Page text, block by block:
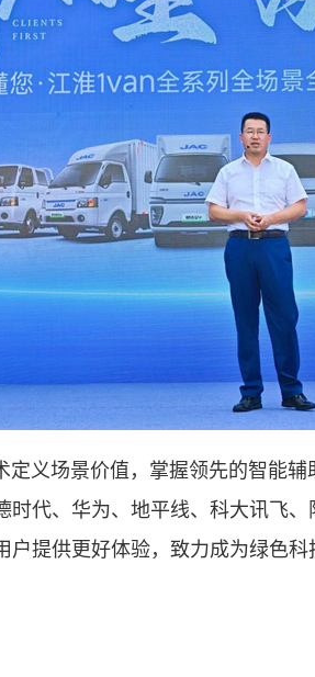
定义场景价值，掌握领先的智能
时代、华为、地平线、科大讯飞
提供更好体验，致力成为绿色科